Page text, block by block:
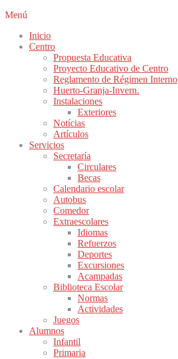
Menú
Inicio
Centro
Propuesta Educativa
Proyecto Educativo de Centro
Reglamento de Régimen Interno
Huerto-Granja-Invern.
Instalaciones
Exteriores
Notícias
Artículos
Servicios
Secretaría
Circulares
Becas
Calendario escolar
Autobus
Comedor
Extraescolares
Idiomas
Refuerzos
Deportes
Excursiones
Acampadas
Biblioteca Escolar
Normas
Actividades
Juegos
Alumnos
Infantil
Primaria